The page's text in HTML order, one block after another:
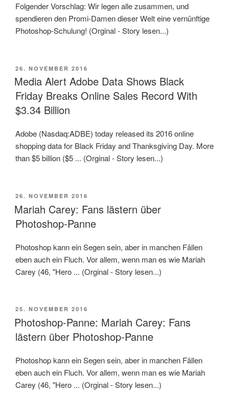
Folgender Vorschlag: Wir legen alle zusammen, und
spendieren den Promi-Damen dieser Welt eine vernünftige
Photoshop-Schulung! (Orginal - Story lesen...)
VERÖFFENTLICHT
AM
26. NOVEMBER 2016
Media Alert Adobe Data Shows Black
Friday Breaks Online Sales Record With
$3.34 Billion
Adobe (Nasdaq:ADBE) today released its 2016 online
shopping data for Black Friday and Thanksgiving Day. More
than $5 billion ($5 ... (Orginal - Story lesen...)
VERÖFFENTLICHT
AM
26. NOVEMBER 2016
Mariah Carey: Fans lästern über
Photoshop-Panne
Photoshop kann ein Segen sein, aber in manchen Fällen
eben auch ein Fluch. Vor allem, wenn man es wie Mariah
Carey (46, "Hero ... (Orginal - Story lesen...)
VERÖFFENTLICHT
AM
25. NOVEMBER 2016
Photoshop-Panne: Mariah Carey: Fans
lästern über Photoshop-Panne
Photoshop kann ein Segen sein, aber in manchen Fällen
eben auch ein Fluch. Vor allem, wenn man es wie Mariah
Carey (46, "Hero ... (Orginal - Story lesen...)